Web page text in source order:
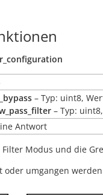
– Typ: uint8,
– Typ:
Antwort
Modus und die
oder umgangen